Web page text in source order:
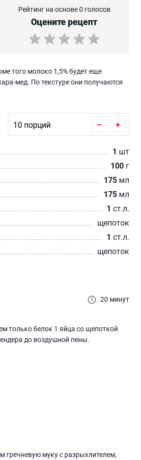
Рейтинг на основе 0 голосов
Оцените рецепт
того молоко 1,5% будет еще
мед. По текстуре они получаются
– +
1 шт
100 г
175 мл
175 мл
1 ст.л.
щепоток
1 ст.л.
щепоток
20 минут
только белок 1 яйца со щепоткой
до воздушной пены.
гречневую муку с разрыхлителем,